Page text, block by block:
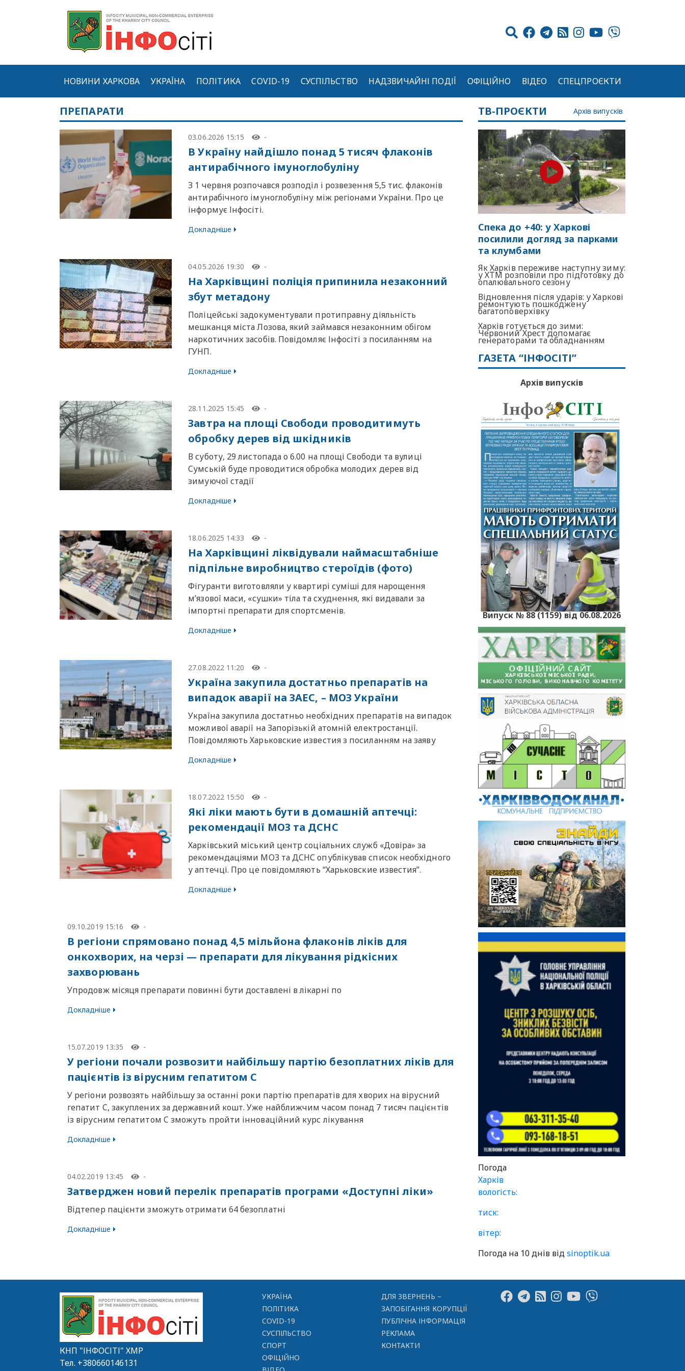
НОВИНИ ХАРКОВА УКРАЇНА ПОЛІТИКА COVID-19 СУСПІЛЬСТВО НАДЗВИЧАЙНІ ПОДІЇ ОФІЦІЙНО ВІДЕО СПЕЦПРОЄКТИ
ПРЕПАРАТИ
03.06.2026 15:15 -
В Україну найдішло понад 5 тисяч флаконів
антирабічного імуноглобуліну
З 1 червня розпочався розподіл і розвезення 5,5 тис. флаконів
антирабічного імуноглобуліну між регіонами України. Про це
інформує Інфосіті.
Докладніше
04.05.2026 19:30 -
На Харківщині поліція припинила незаконний
збут метадону
Поліцейські задокументували протиправну діяльність
мешканця міста Лозова, який займався незаконним обігом
наркотичних засобів. Повідомляє Інфосіті з посиланням на
ГУНП.
Докладніше
28.11.2025 15:45 -
Завтра на площі Свободи проводитимуть
обробку дерев від шкідників
В суботу, 29 листопада о 6.00 на площі Свободи та вулиці
Сумській буде проводитися обробка молодих дерев від
зимуючої стадії
Докладніше
18.06.2025 14:33 -
На Харківщині ліквідували наймасштабніше
підпільне виробництво стероїдів (фото)
Фігуранти виготовляли у квартирі суміші для нарощення
м’язової маси, «сушки» тіла та схуднення, які видавали за
імпортні препарати для спортсменів.
Докладніше
27.08.2022 11:20 -
Україна закупила достатньо препаратів на
випадок аварії на ЗАЕС, – МОЗ України
Україна закупила достатньо необхідних препаратів на випадок
можливої аварії на Запорізькій атомній електростанції.
Повідомляють Харьковские известия з посиланням на заяву
Докладніше
18.07.2022 15:50 -
Які ліки мають бути в домашній аптечці:
рекомендації МОЗ та ДСНС
Харківський міський центр соціальних служб «Довіра» за
рекомендаціями МОЗ та ДСНС опублікував список необхідного
у аптечці. Про це повідомляють “Харьковские известия”.
Докладніше
09.10.2019 15:16 -
В регіони спрямовано понад 4,5 мільйона флаконів ліків для
онкохворих, на черзі — препарати для лікування рідкісних
захворювань
Упродовж місяця препарати повинні бути доставлені в лікарні по
Докладніше
15.07.2019 13:35 -
У регіони почали розвозити найбільшу партію безоплатних ліків для
пацієнтів із вірусним гепатитом С
У регіони розвозять найбільшу за останні роки партію препаратів для хворих на вірусний
гепатит C, закуплених за державний кошт. Уже найближчим часом понад 7 тисяч пацієнтів
із вірусним гепатитом C зможуть пройти інноваційний курс лікування
Докладніше
04.02.2019 13:45 -
Затверджен новий перелік препаратів програми «Доступні ліки»
Відтепер пацієнти зможуть отримати 64 безоплатні
Докладніше
ТВ-ПРОЄКТИ Архів випусків
Спека до +40: у Харкові
посилили догляд за парками
та клумбами
Як Харків переживе наступну зиму:
у ХТМ розповіли про підготовку до
опалювального сезону
Відновлення після ударів: у Харкові
ремонтують пошкоджену
багатоповерхівку
Харків готується до зими:
Червоний Хрест допомагає
генераторами та обладнанням
ГАЗЕТА “ІНФОСІТІ”
Архів випусків
Випуск № 88 (1159) від 06.08.2026
Погода
Харків
вологість:
тиск:
вітер:
Погода на 10 днів відsinoptik.ua
КНП "ІНФОСІТІ" ХМР
Тел. +380660146131
УКРАЇНА
ПОЛІТИКА
COVID-19
СУСПІЛЬСТВО
СПОРТ
ОФІЦІЙНО
ДЛЯ ЗВЕРНЕНЬ –
ЗАПОБІГАННЯ КОРУПЦІЇ
ПУБЛІЧНА ІНФОРМАЦІЯ
РЕКЛАМА
КОНТАКТИ